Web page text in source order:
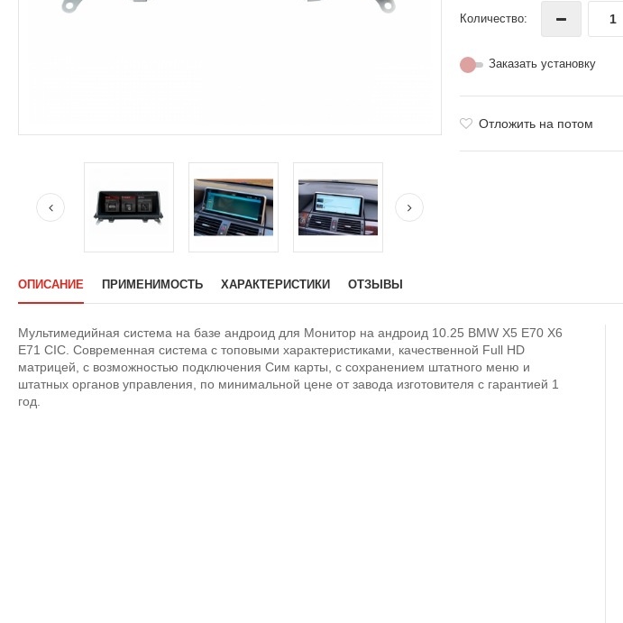
Количество:
Заказать установку
Отложить на потом
ОПИСАНИЕ ПРИМЕНИМОСТЬ ХАРАКТЕРИСТИКИ ОТЗЫВЫ
Мультимедийная система на базе андроид для Монитор на андроид 10.25 BMW X5 E70 X6
E71 CIC. Современная система с топовыми характеристиками, качественной Full HD
матрицей, с возможностью подключения Сим карты, с сохранением штатного меню и
штатных органов управления, по минимальной цене от завода изготовителя с гарантией 1
год.